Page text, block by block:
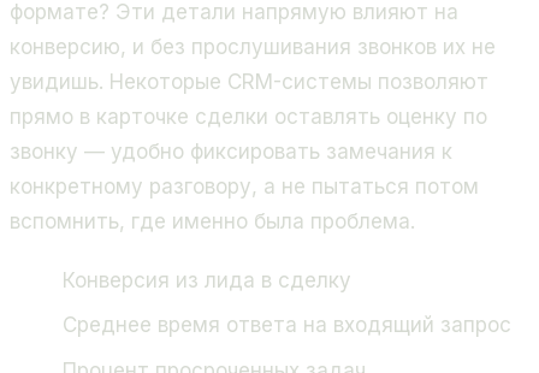
формате? Эти детали напрямую влияют на
конверсию, и без прослушивания звонков их не
увидишь. Некоторые CRM-системы позволяют
прямо в карточке сделки оставлять оценку по
звонку — удобно фиксировать замечания к
конкретному разговору, а не пытаться потом
вспомнить, где именно была проблема.
Конверсия из лида в сделку
Среднее время ответа на входящий запрос